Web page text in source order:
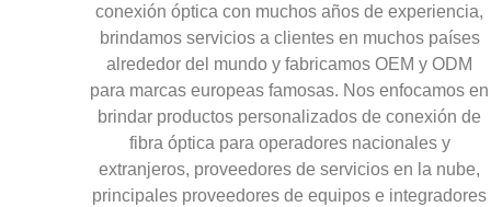
conexión óptica con muchos años de experiencia,
brindamos servicios a clientes en muchos países
alrededor del mundo y fabricamos OEM y ODM
para marcas europeas famosas. Nos enfocamos en
brindar productos personalizados de conexión de
fibra óptica para operadores nacionales y
extranjeros, proveedores de servicios en la nube,
principales proveedores de equipos e integradores